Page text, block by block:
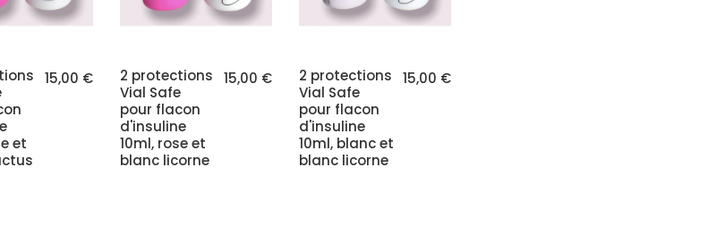
15,00 €
et
15,00 €
2 protections
Vial Safe
pour flacon
d'insuline
10ml, rose et
blanc licorne
15,00 €
2 protections
Vial Safe
pour flacon
d'insuline
10ml, blanc et
blanc licorne